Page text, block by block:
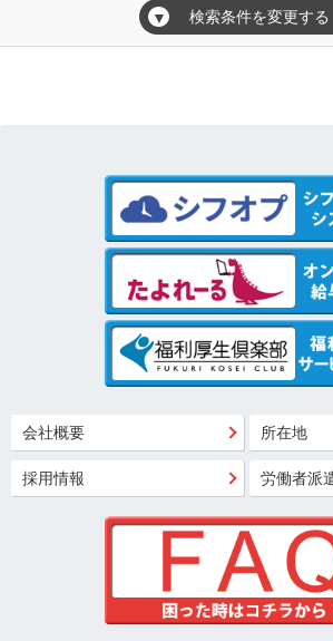
▼ 検索条件を変更する
会社概要 所在地
採用情報